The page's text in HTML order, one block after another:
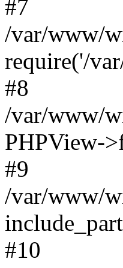
#7
/var/www/
require('/
#8
/var/www/
PHPView-
#9
/var/www/
#10